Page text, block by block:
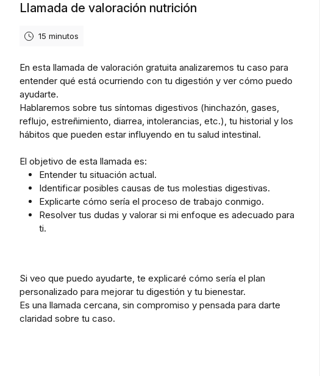
Llamada de valoración nutrición
15 minutos
En esta llamada de valoración gratuita analizaremos tu caso para
entender qué está ocurriendo con tu digestión y ver cómo puedo
ayudarte.
Hablaremos sobre tus síntomas digestivos (hinchazón, gases,
reflujo, estreñimiento, diarrea, intolerancias, etc.), tu historial y los
hábitos que pueden estar influyendo en tu salud intestinal.
El objetivo de esta llamada es:
Entender tu situación actual.
Identificar posibles causas de tus molestias digestivas.
Explicarte cómo sería el proceso de trabajo conmigo.
Resolver tus dudas y valorar si mi enfoque es adecuado para
ti.
Si veo que puedo ayudarte, te explicaré cómo sería el plan
personalizado para mejorar tu digestión y tu bienestar.
Es una llamada cercana, sin compromiso y pensada para darte
claridad sobre tu caso.